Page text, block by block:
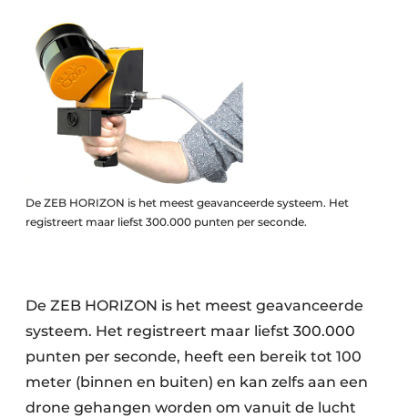
De ZEB HORIZON is het meest geavanceerde systeem. Het
registreert maar liefst 300.000 punten per seconde.
De ZEB HORIZON is het meest geavanceerde
systeem. Het registreert maar liefst 300.000
punten per seconde, heeft een bereik tot 100
meter (binnen en buiten) en kan zelfs aan een
drone gehangen worden om vanuit de lucht